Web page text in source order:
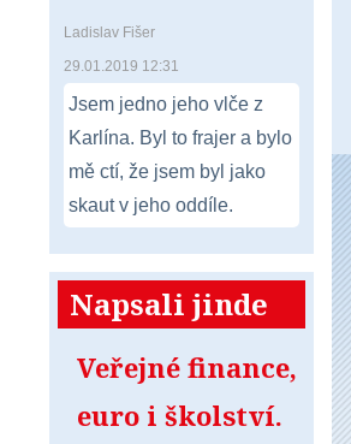
Ladislav Fišer
29.01.2019 12:31
Jsem jedno jeho vlče z
Karlína. Byl to frajer a bylo
mě ctí, že jsem byl jako
skaut v jeho oddíle.
Napsali jinde
Veřejné finance,
euro i školství.